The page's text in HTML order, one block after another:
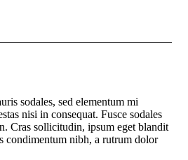
sodales, sed elementum mi
nisi in consequat. Fusce sodales
Cras sollicitudin, ipsum eget blandit
condimentum nibh, a rutrum dolor